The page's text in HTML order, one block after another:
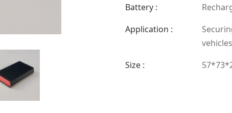
Battery :
Application :
vehicles
Size :